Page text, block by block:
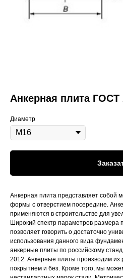
Анкерная плита ГОСТ
Диаметр
Анкерная плита представляет собой
формы с отверстием посередине.
применяются в строительстве для
Широкий спектр параметров размера
позволяет говорить о достаточно
использования данного вида
анкерные плиты по российскому
2012. Анкерные плиты производим из
покрытием и без. Кроме того, мы